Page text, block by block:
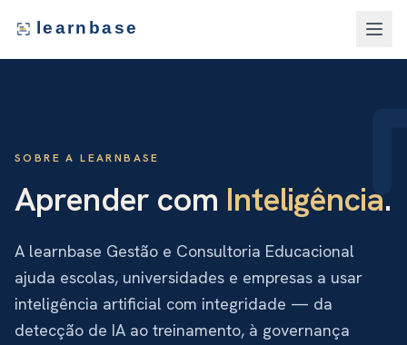
learnbase
SOBRE A LEARNBASE
Aprender com Inteligência.
A learnbase Gestão e Consultoria Educacional
ajuda escolas, universidades e empresas a usar
inteligência artificial com integridade — da
detecção de IA ao treinamento, à governança